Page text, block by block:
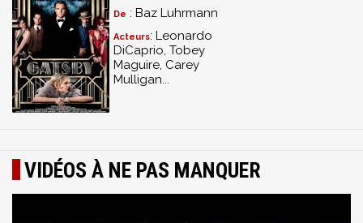
De : Baz Luhrmann
Acteurs: Leonardo
DiCaprio, Tobey
Maguire, Carey
Mulligan...
VIDÉOS À NE PAS MANQUER